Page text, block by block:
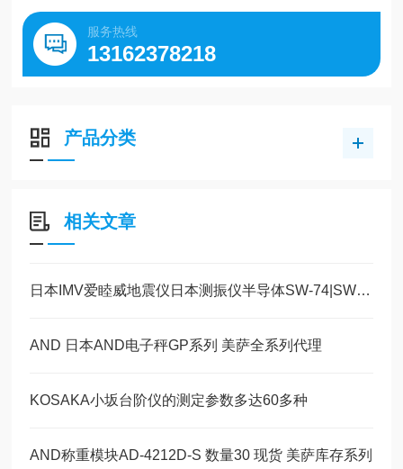
服务热线
13162378218
产品分类
相关文章
日本IMV爱睦威地震仪日本测振仪半导体SW-74|SW-72
AND 日本AND电子秤GP系列 美萨全系列代理
KOSAKA小坂台阶仪的测定参数多达60多种
AND称重模块AD-4212D-S 数量30 现货 美萨库存系列